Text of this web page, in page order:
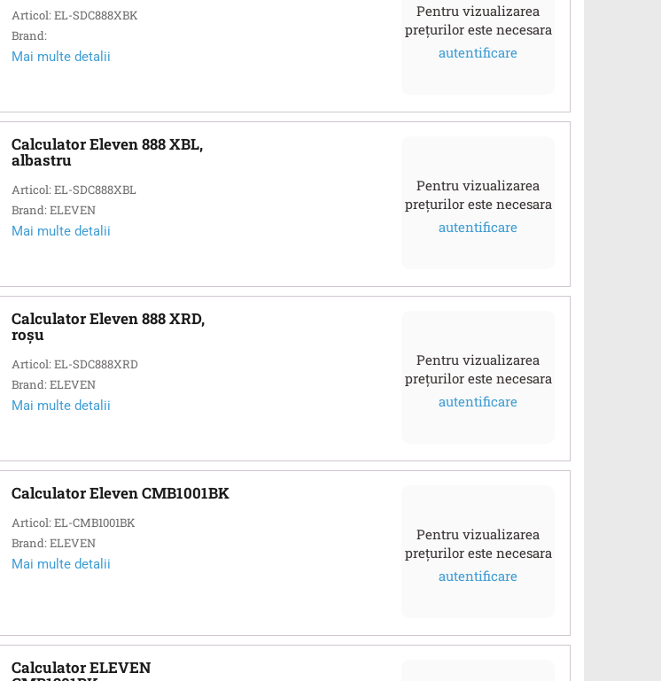
Articol: EL-SDC888XBK
Brand:
Mai multe detalii
Pentru vizualizarea
prețurilor este necesara
autentificare
Calculator Eleven 888 XBL,
albastru
Articol: EL-SDC888XBL
Brand: ELEVEN
Mai multe detalii
Pentru vizualizarea
prețurilor este necesara
autentificare
Calculator Eleven 888 XRD,
roșu
Articol: EL-SDC888XRD
Brand: ELEVEN
Mai multe detalii
Pentru vizualizarea
prețurilor este necesara
autentificare
Calculator Eleven CMB1001BK
Articol: EL-CMB1001BK
Brand: ELEVEN
Mai multe detalii
Pentru vizualizarea
prețurilor este necesara
autentificare
Calculator ELEVEN